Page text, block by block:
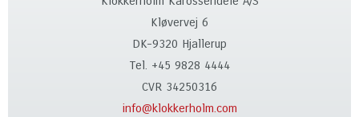
Kløvervej 6
DK-9320 Hjallerup
Tel. +45 9828 4444
CVR 34250316
info@klokkerholm.com